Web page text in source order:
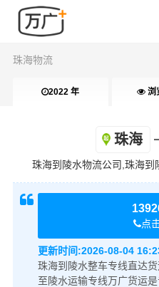
珠海物流
2022 年 浏
珠海
珠海到陵水物流公司,珠海
点
更新时间:2026-08-04
珠海到陵水整车专线直达
至陵水运输专线万广货运